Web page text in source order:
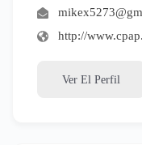
http://
Ver El Perfil